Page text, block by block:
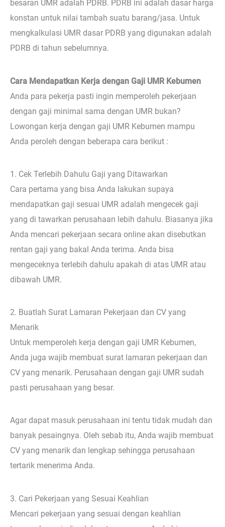
besaran UMR adalah PDRB. PDRB ini adalah dasar harga
konstan untuk nilai tambah suatu barang/jasa. Untuk
mengkalkulasi UMR dasar PDRB yang digunakan adalah
PDRB di tahun sebelumnya.
Cara Mendapatkan Kerja dengan Gaji UMR Kebumen
Anda para pekerja pasti ingin memperoleh pekerjaan
dengan gaji minimal sama dengan UMR bukan?
Lowongan kerja dengan gaji UMR Kebumen mampu
Anda peroleh dengan beberapa cara berikut :
1. Cek Terlebih Dahulu Gaji yang Ditawarkan
Cara pertama yang bisa Anda lakukan supaya
mendapatkan gaji sesuai UMR adalah mengecek gaji
yang di tawarkan perusahaan lebih dahulu. Biasanya jika
Anda mencari pekerjaan secara online akan disebutkan
rentan gaji yang bakal Anda terima. Anda bisa
mengeceknya terlebih dahulu apakah di atas UMR atau
dibawah UMR.
2. Buatlah Surat Lamaran Pekerjaan dan CV yang
Menarik
Untuk memperoleh kerja dengan gaji UMR Kebumen,
Anda juga wajib membuat surat lamaran pekerjaan dan
CV yang menarik. Perusahaan dengan gaji UMR sudah
pasti perusahaan yang besar.
Agar dapat masuk perusahaan ini tentu tidak mudah dan
banyak pesaingnya. Oleh sebab itu, Anda wajib membuat
CV yang menarik dan lengkap sehingga perusahaan
tertarik menerima Anda.
3. Cari Pekerjaan yang Sesuai Keahlian
Mencari pekerjaan yang sesuai dengan keahlian